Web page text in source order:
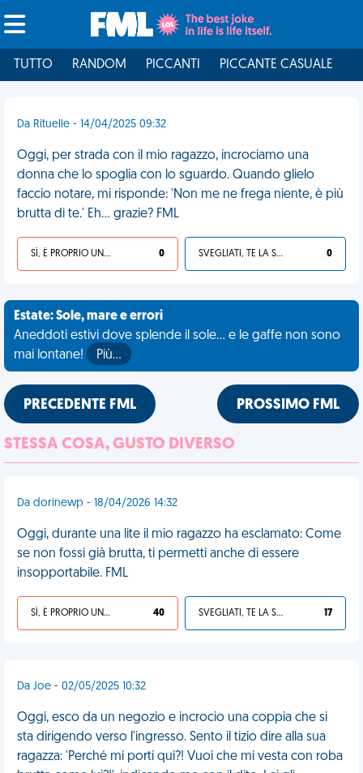
TUTTO RANDOM PICCANTI PICCANTE CASUALE
Da Rituelle - 14/04/2025 09:32
Oggi, per strada con il mio ragazzo, incrociamo una
donna che lo spoglia con lo sguardo. Quando glielo
faccio notare, mi risponde: 'Non me ne frega niente, è più
brutta di te.' Eh... grazie? FML
SÌ, È PROPRIO UNA VDM! 0 SVEGLIATI, TE LA SEI CERCATA! 0
Estate: Sole, mare e errori
Aneddoti estivi dove splende il sole... e le gaffe non sono
mai lontane!
Più…
PRECEDENTE FML PROSSIMO FML
STESSA COSA, GUSTO DIVERSO
Da dorinewp - 18/04/2026 14:32
Oggi, durante una lite il mio ragazzo ha esclamato: Come
se non fossi già brutta, ti permetti anche di essere
insopportabile. FML
SÌ, È PROPRIO UNA VDM! 40 SVEGLIATI, TE LA SEI CERCATA! 17
Da Joe - 02/05/2025 10:32
Oggi, esco da un negozio e incrocio una coppia che si
sta dirigendo verso l'ingresso. Sento il tizio dire alla sua
ragazza: 'Perché mi porti qui?! Vuoi che mi vesta con roba